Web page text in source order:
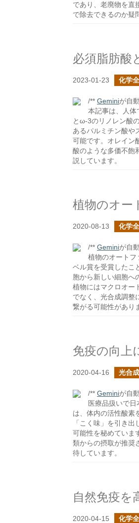
であり、老廃物を直
で除去できるのか疑
必須脂肪酸
2023-01-23 化学
/** Geminiが自
本記事は、人
とω-3のリノレン酸
あるパルミチン酸や
可能です。オレイン
酸のような多価不飽
説しています。
植物のオー
2020-08-13 化学
/** Geminiが自
植物のオートフ
ベル賞を受賞したこ
胞から新しい細胞へ
植物にはマクロオー
でなく、光合成調整
繋がる可能性があり
免疫の向上
2020-04-16 光合成
/** Geminiが自
医療品扱いで
は、体内の活性酸素
「こく味」を引き
可能性を秘めていま
類からの摂取が推奨
待しています。
自然免疫を
2020-04-15 化学